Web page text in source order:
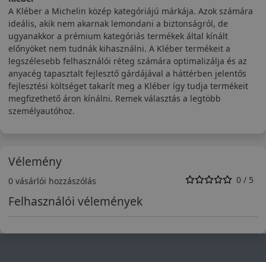
A Kléber a Michelin közép kategóriájú márkája. Azok számára
ideális, akik nem akarnak lemondani a biztonságról, de
ugyanakkor a prémium kategóriás termékek által kínált
előnyöket nem tudnák kihasználni. A Kléber termékeit a
legszélesebb felhasználói réteg számára optimalizálja és az
anyacég tapasztalt fejlesztő gárdájával a háttérben jelentős
fejlesztési költséget takarít meg a Kléber így tudja termékeit
megfizethető áron kínálni. Remek választás a legtöbb
személyautóhoz.
Vélemény
0 vásárlói hozzászólás 0 / 5
Felhasználói vélemények